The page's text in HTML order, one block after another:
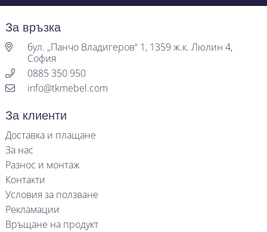
За връзка
бул. „Панчо Владигеров“ 1, 1359 ж.к. Люлин 4,
София
0885 350 950
info@tkmebel.com
За клиенти
Доставка и плащане
За нас
Разнос и монтаж
Контакти
Условия за ползване
Рекламации
Връщане на продукт